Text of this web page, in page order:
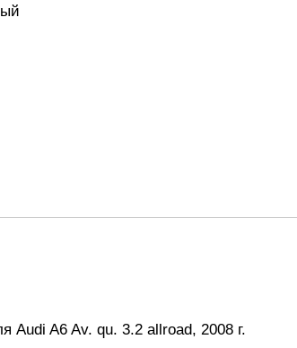
Audi A6 Av. qu. 3.2 allroad, 2008 г.